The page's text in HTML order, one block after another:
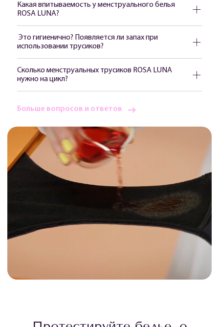
Какая впитываемость у менструального белья
ROSA LUNA?
Это гигиенично? Появляется ли запах при
использовании трусиков?
Сколько менструальных трусиков ROSA LUNA
нужно на цикл?
Больше вопросов и ответов